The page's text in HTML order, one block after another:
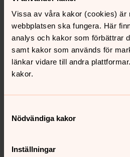
Vissa av våra kakor (cookies) är
webbplatsen ska fungera. Här
analys och kakor som förbättrar
samt kakor som används för
länkar vidare till andra
kakor.
Nödvändiga kakor
Inställningar
innehåll?